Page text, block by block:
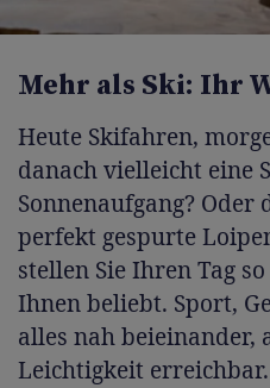
Mehr als Ski: Ihr
Heute Skifahren,
danach vielleicht eine
Sonnenaufgang?
perfekt gespurte
stellen Sie Ihren Tag
Ihnen beliebt. Sport,
alles nah beieinander,
Leichtigkeit erreichbar.